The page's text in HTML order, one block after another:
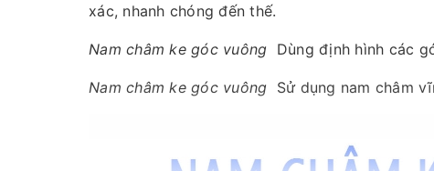
xác, nhanh chóng đến thế.
Nam châm ke góc vuông Dùng định hình các
Nam châm ke góc vuông Sử dụng nam châm